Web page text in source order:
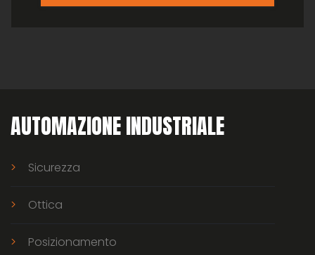
AUTOMAZIONE INDUSTRIALE
Sicurezza
Ottica
Posizionamento